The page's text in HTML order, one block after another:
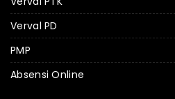
Verval PD
PMP
Absensi Online